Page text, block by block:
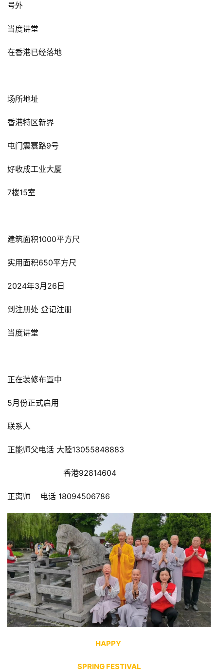
号外
当度讲堂
在香港已经落地
场所地址
香港特区新界
屯门震寰路9号
好收成工业大厦
7楼15室
建筑面积1000平方尺
实用面积650平方尺
2024年3月26日
到注册处 登记注册
当度讲堂
正在装修布置中
5月份正式启用
联系人
正能师父电话 大陸13055848883
香港92814604
正离师    电话 18094506786
HAPPY
SPRING FESTIVAL